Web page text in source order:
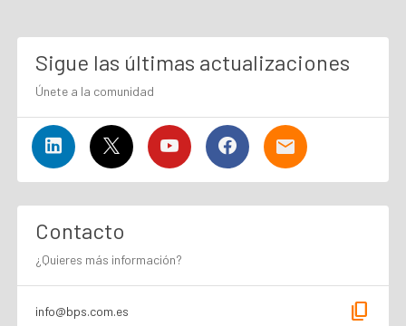
Sigue las últimas actualizaciones
Únete a la comunidad
Contacto
¿Quieres más información?
info@bps.com.es content_copy